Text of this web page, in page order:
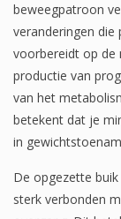
beweegpatroon
veranderingen die
voorbereidt op de
productie van
van het
betekent dat je
in
De opgezette
sterk verbonden